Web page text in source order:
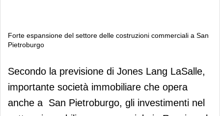
Forte espansione del settore delle costruzioni commerciali a San
Pietroburgo
Forte espansione del settore delle
costruzioni commerciali a San
Pietroburgo
Secondo la previsione di Jones Lang LaSalle,
importante società immobiliare che opera
anche a San Pietroburgo, gli investimenti nel